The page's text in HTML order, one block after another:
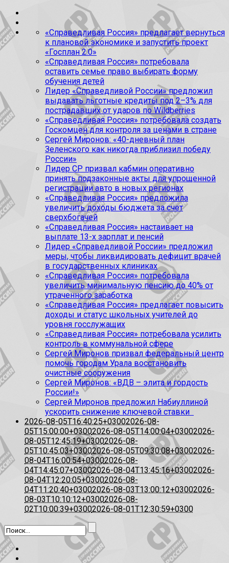
«Справедливая Россия» предлагает вернуться
к плановой экономике и запустить проект
«Госплан 2.0»
«Справедливая Россия» потребовала
оставить семье право выбирать форму
обучения детей
Лидер «Справедливой России» предложил
выдавать льготные кредиты под 2–3% для
пострадавших от ударов по Wildberries
«Справедливая Россия» потребовала создать
Госкомцен для контроля за ценами в стране
Сергей Миронов: «40-дневный план
Зеленского как никогда приблизил победу
России»
Лидер СР призвал кабмин оперативно
принять подзаконные акты для упрощенной
регистрации авто в новых регионах
«Справедливая Россия» предложила
увеличить доходы бюджета за счет
сверхбогачей
«Справедливая Россия» настаивает на
выплате 13-х зарплат и пенсий
Лидер «Справедливой России» предложил
меры, чтобы ликвидировать дефицит врачей
в государственных клиниках
«Справедливая Россия» потребовала
увеличить минимальную пенсию до 40% от
утраченного заработка
«Справедливая Россия» предлагает повысить
доходы и статус школьных учителей до
уровня госслужащих
«Справедливая Россия» потребовала усилить
контроль в коммунальной сфере
Сергей Миронов призвал федеральный центр
помочь городам Урала восстановить
очистные сооружения
Сергей Миронов: «ВДВ – элита и гордость
России!»
Сергей Миронов предложил Набиуллиной
ускорить снижение ключевой ставки
2026-08-05T16:40:25+03002026-08-
05T15:00:00+03002026-08-05T14:00:04+03002026-
08-05T12:45:19+03002026-08-
05T10:45:03+03002026-08-05T09:30:08+03002026-
08-04T16:00:54+03002026-08-
04T14:45:07+03002026-08-04T13:45:16+03002026-
08-04T12:20:05+03002026-08-
04T11:20:40+03002026-08-03T13:00:12+03002026-
08-03T10:10:12+03002026-08-
02T10:00:39+03002026-08-01T12:30:59+0300